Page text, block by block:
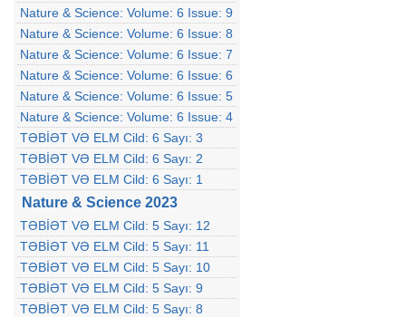
Nature & Science: Volume: 6 Issue: 9
Nature & Science: Volume: 6 Issue: 8
Nature & Science: Volume: 6 Issue: 7
Nature & Science: Volume: 6 Issue: 6
Nature & Science: Volume: 6 Issue: 5
Nature & Science: Volume: 6 Issue: 4
TƏBİƏT VƏ ELM Cild: 6 Sayı: 3
TƏBİƏT VƏ ELM Cild: 6 Sayı: 2
TƏBİƏT VƏ ELM Cild: 6 Sayı: 1
Nature & Science 2023
TƏBİƏT VƏ ELM Cild: 5 Sayı: 12
TƏBİƏT VƏ ELM Cild: 5 Sayı: 11
TƏBİƏT VƏ ELM Cild: 5 Sayı: 10
TƏBİƏT VƏ ELM Cild: 5 Sayı: 9
TƏBİƏT VƏ ELM Cild: 5 Sayı: 8